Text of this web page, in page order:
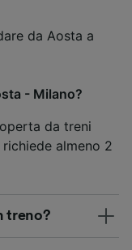
da Aosta a
- Milano?
da treni
almeno 2
treno?